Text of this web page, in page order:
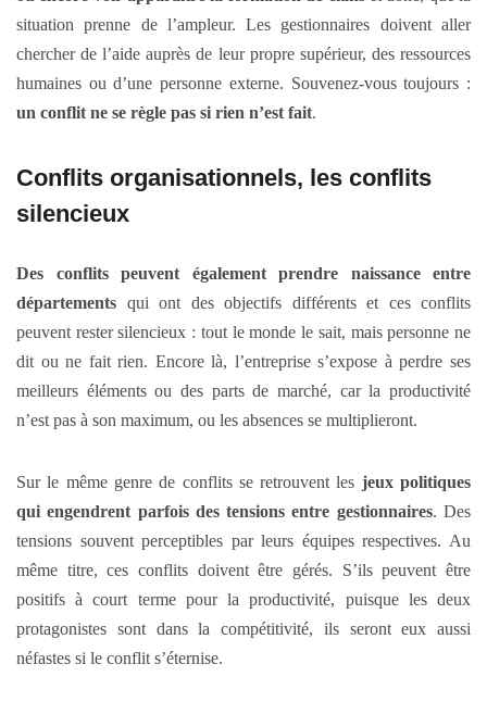
situation prenne de l’ampleur. Les gestionnaires doivent aller
chercher de l’aide auprès de leur propre supérieur, des ressources
humaines ou d’une personne externe. Souvenez-vous toujours :
un conflit ne se règle pas si rien n’est fait.
Conflits organisationnels, les conflits
silencieux
Des conflits peuvent également prendre naissance entre
départements qui ont des objectifs différents et ces conflits
peuvent rester silencieux : tout le monde le sait, mais personne ne
dit ou ne fait rien. Encore là, l’entreprise s’expose à perdre ses
meilleurs éléments ou des parts de marché, car la productivité
n’est pas à son maximum, ou les absences se multiplieront.
Sur le même genre de conflits se retrouvent les jeux politiques
qui engendrent parfois des tensions entre gestionnaires. Des
tensions souvent perceptibles par leurs équipes respectives. Au
même titre, ces conflits doivent être gérés. S’ils peuvent être
positifs à court terme pour la productivité, puisque les deux
protagonistes sont dans la compétitivité, ils seront eux aussi
néfastes si le conflit s’éternise.